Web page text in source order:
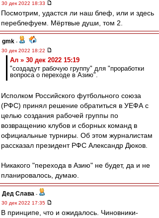
30 дек 2022 18:33
Посмотрим, удастся ли наш блеф, или и здесь
переблефуем. Мёртвые души, том 2.
gmk -
30 дек 2022 18:22
Ал » 30 дек 2022 15:19
"создадут рабочую группу" для "проработки
вопроса о переходе в Азию".
Исполком Российского футбольного союза
(РФС) принял решение обратиться в УЕФА с
целью создания рабочей группы по
возвращению клубов и сборных команд в
официальные турниры. Об этом журналистам
рассказал президент РФС Александр Дюков.
Никакого "перехода в Азию" не будет, да и не
планировалось, думаю.
Дед Слава -
30 дек 2022 17:35
В принципе, что и ожидалось. Чиновники-